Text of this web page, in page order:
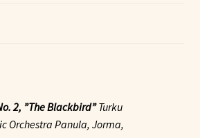
2, ”The Blackbird”Turku
Orchestra Panula, Jorma,